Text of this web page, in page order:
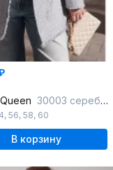
30003 серебристо-серый
, 56, 58, 60
В корзину